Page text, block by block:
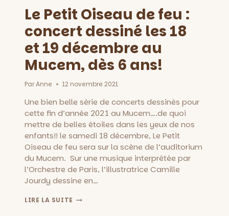
SAINT
VICTOR,
LE
4
DÉC.
ET
LE
15
Le Petit Oiseau de feu :
concert dessiné les 18
et 19 décembre au
Mucem, dès 6 ans!
ParAnne 12 novembre 2021
Une bien belle série de concerts dessinés pour
cette fin d’année 2021 au Mucem….de quoi
mettre de belles étoiles dans les yeux de nos
enfants!! le samedi 18 décembre, Le Petit
Oiseau de feu sera sur la scène de l’auditorium
du Mucem. Sur une musique interprétée par
l’Orchestre de Paris, l’illustratrice Camille
Jourdy dessine en…
LIRE LA SUITE LE